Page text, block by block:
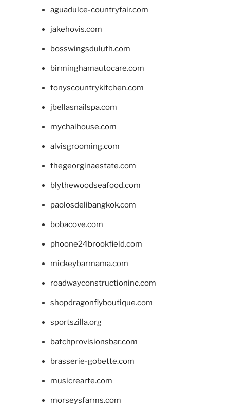
aguadulce-countryfair.com
jakehovis.com
bosswingsduluth.com
birminghamautocare.com
tonyscountrykitchen.com
jbellasnailspa.com
mychaihouse.com
alvisgrooming.com
thegeorginaestate.com
blythewoodseafood.com
paolosdelibangkok.com
bobacove.com
phoone24brookfield.com
mickeybarmama.com
roadwayconstructioninc.com
shopdragonflyboutique.com
sportszilla.org
batchprovisionsbar.com
brasserie-gobette.com
musicrearte.com
morseysfarms.com